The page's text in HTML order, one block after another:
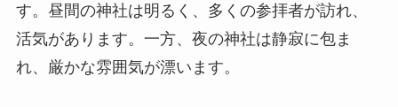
す。昼間の神社は明るく、多くの参拝者が訪れ、
活気があります。一方、夜の神社は静寂に包ま
れ、厳かな雰囲気が漂います。